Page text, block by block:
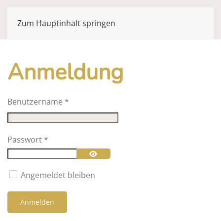
Zum Hauptinhalt springen
Anmeldung
Benutzername *
Passwort *
Passwort anzeigen
Angemeldet bleiben
Anmelden